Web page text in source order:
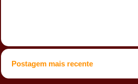
Postagem mais recente